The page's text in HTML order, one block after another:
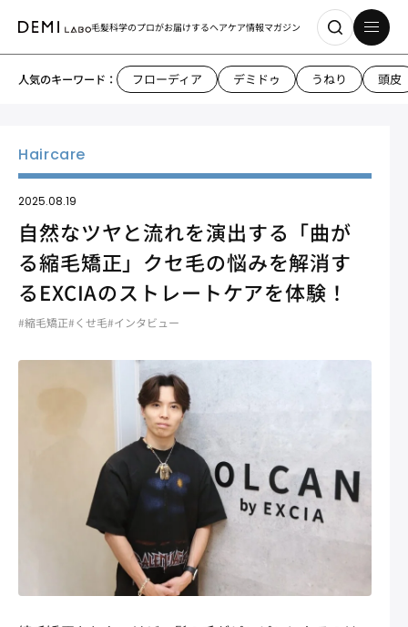
毛髪科学のプロがお届けするヘアケア情報マガジン
人気のキーワード： フローディア デミドゥ うねり 頭皮
2025.08.19
自然なツヤと流れを演出する「曲が
る縮毛矯正」クセ毛の悩みを解消す
るEXCIAのストレートケアを体験！
#縮毛矯正#くせ毛#インタビュー